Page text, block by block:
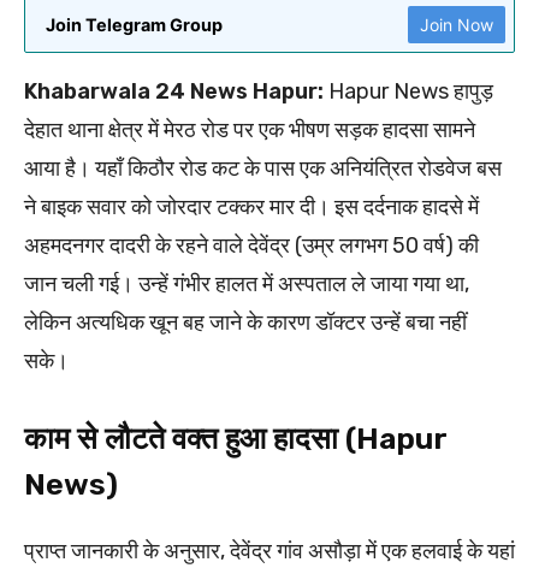
Join Telegram Group Join Now
Khabarwala 24 News Hapur: Hapur News हापुड़
देहात थाना क्षेत्र में मेरठ रोड पर एक भीषण सड़क हादसा सामने
आया है। यहाँ किठौर रोड कट के पास एक अनियंत्रित रोडवेज बस
ने बाइक सवार को जोरदार टक्कर मार दी। इस दर्दनाक हादसे में
अहमदनगर दादरी के रहने वाले देवेंद्र (उम्र लगभग 50 वर्ष) की
जान चली गई। उन्हें गंभीर हालत में अस्पताल ले जाया गया था,
लेकिन अत्यधिक खून बह जाने के कारण डॉक्टर उन्हें बचा नहीं
सके।
काम से लौटते वक्त हुआ हादसा (Hapur
News)
प्राप्त जानकारी के अनुसार, देवेंद्र गांव असौड़ा में एक हलवाई के यहां